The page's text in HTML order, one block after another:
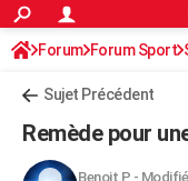
ACTUALITÉS
Politique
Société
Faits Divers
Education
Monde
Villes
+
FINANCE
Forum Forum Sport
Sujet Précédent
Remède pour
Benoit P - Modifié